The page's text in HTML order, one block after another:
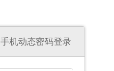
手机动态密码登录